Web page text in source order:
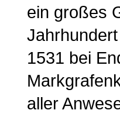
ein großes
1531 bei
aller